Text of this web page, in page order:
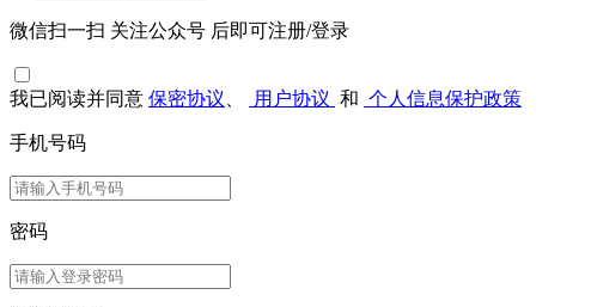
微信扫一扫 关注公众号 后即可注册/登录
我已阅读并同意 保密协议 用户协议 和 个人信息保护政策
手机号码
密码